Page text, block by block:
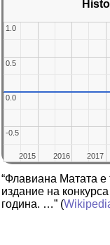
2015
2015 2016
2016 2017
2017
-0.5
-0.5
0.0
0.0
0.5
0.5
1.0
1.0
“Флавиана Матата е
издание на
година. …” (